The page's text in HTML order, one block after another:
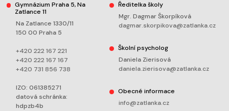
Gymnázium Praha 5, Na
Zatlance 11
Na Zatlance 1330/11
150 00 Praha 5
+420 222 167 221
+420 222 167 167
+420 731 856 738
IZO: 061385271
datová schránka:
hdpzb4b
Ředitelka školy
Mgr. Dagmar Škorpíková
dagmar.skorpikova@zatlanka.cz
Školní psycholog
Daniela Zierisová
daniela.zierisova@zatlanka.cz
Obecné informace
info@zatlanka.cz